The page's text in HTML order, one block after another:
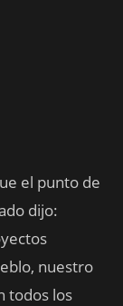
el punto de
dijo:
nuestro
todos los